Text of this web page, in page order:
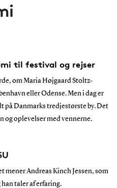
til festival og rejser
om Maria Højgaard Stoltz-
eller Odense. Men i dag er
på Danmarks tredjestørste by. Det
og oplevelser med vennerne.
mener Andreas Kinch Jessen, som
taler af erfaring.